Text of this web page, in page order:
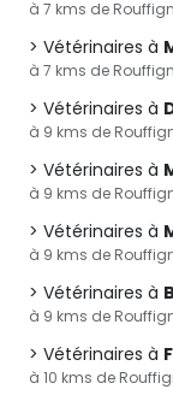
à 7 kms de
Vétérinaires à
à 7 kms de
Vétérinaires à
à 9 kms de
Vétérinaires à
à 9 kms de
Vétérinaires à
à 9 kms de
Vétérinaires à
à 9 kms de
Vétérinaires à
à 10 kms de